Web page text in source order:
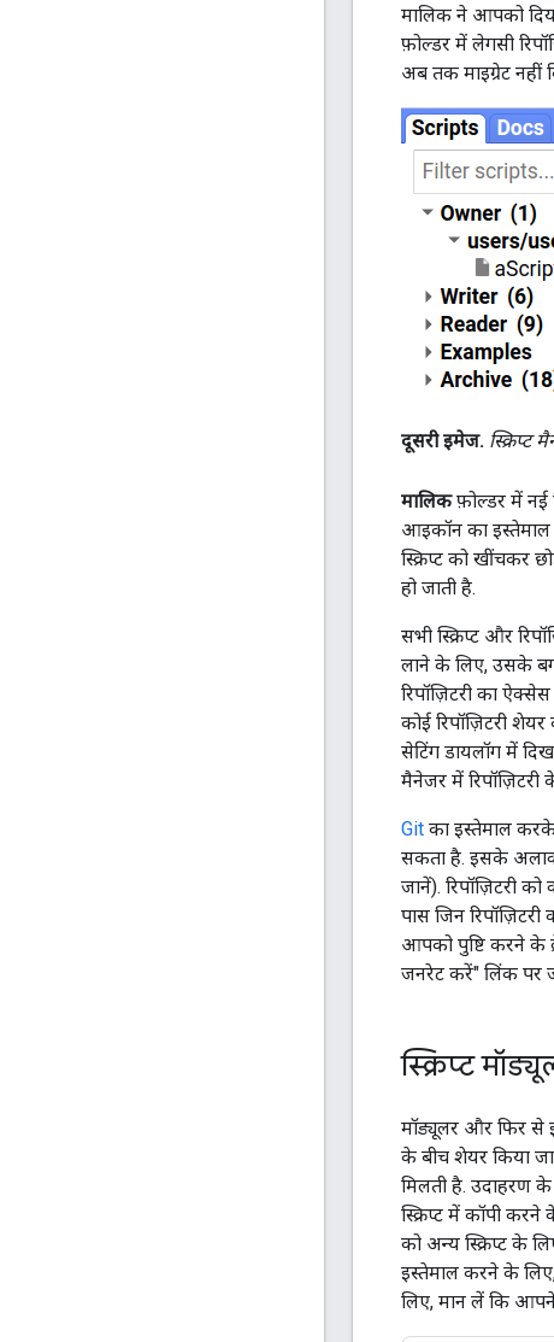
मालिक ने आपको
फ़ोल्डर में लेगसी
अब तक माइग्रेट नहीं
दूसरी इमेज. स्क्रिप्ट
मालिकफ़ोल्डर में नई
आइकॉन का इस्तेमाल
स्क्रिप्ट को खींचकर
हो जाती है.
सभी स्क्रिप्ट और
लाने के लिए, उसके
रिपॉज़िटरी का
कोई रिपॉज़िटरी
सेटिंग डायलॉग में
मैनेजर में
Git का इस्तेमाल
सकता है. इसके
जानें). रिपॉज़िटरी
पास जिन
आपको पुष्टि करने के
जनरेट करें" लिंक पर
स्क्रिप्ट
मॉड्यूलर और फिर से
के बीच शेयर किया
मिलती है. उदाहरण
स्क्रिप्ट में कॉपी
को अन्य स्क्रिप्ट के
इस्तेमाल करने के
लिए, मान लें कि